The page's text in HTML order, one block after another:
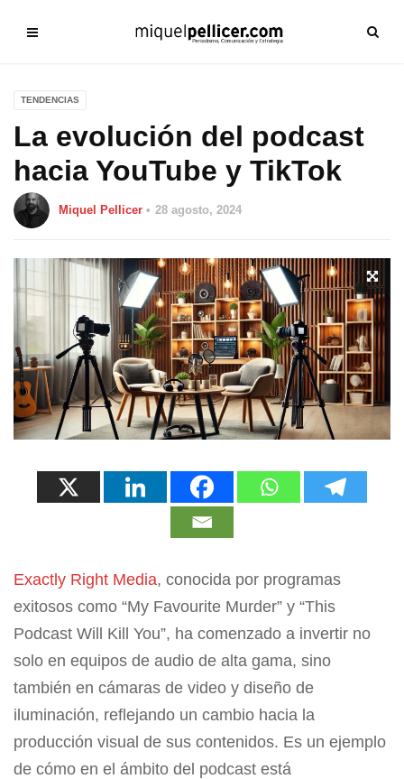
TENDENCIAS
La evolución del podcast
hacia YouTube y TikTok
Miquel Pellicer 28 agosto, 2024
Exactly Right Media, conocida por programas
exitosos como “My Favourite Murder” y “This
Podcast Will Kill You”, ha comenzado a invertir no
solo en equipos de audio de alta gama, sino
también en cámaras de video y diseño de
iluminación, reflejando un cambio hacia la
producción visual de sus contenidos. Es un ejemplo
de cómo en el ámbito del podcast está